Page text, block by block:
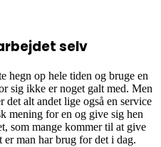
selv
hegn op hele tiden og bruge en
sig ikke er noget galt med. Men
det alt andet lige også en service
mening for en og give sig hen
som mange kommer til at give
man har brug for det i dag.